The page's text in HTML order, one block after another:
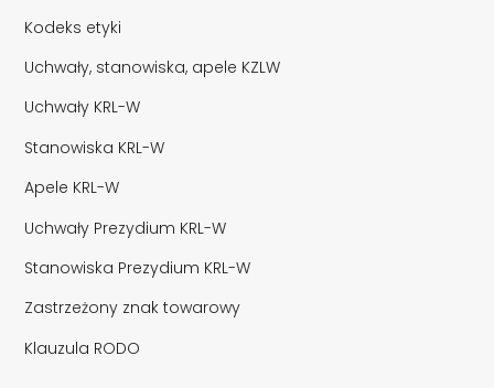
Kodeks etyki
Uchwały, stanowiska, apele KZLW
Uchwały KRL-W
Stanowiska KRL-W
Apele KRL-W
Uchwały Prezydium KRL-W
Stanowiska Prezydium KRL-W
Zastrzeżony znak towarowy
Klauzula RODO